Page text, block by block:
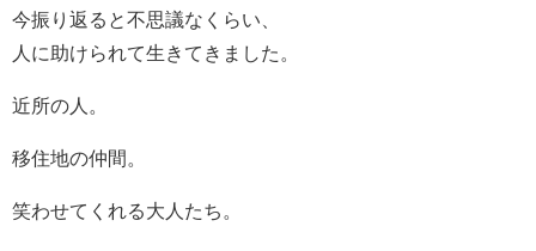
今振り返ると不思議なくらい、
人に助けられて生きてきました。
近所の人。
移住地の仲間。
笑わせてくれる大人たち。